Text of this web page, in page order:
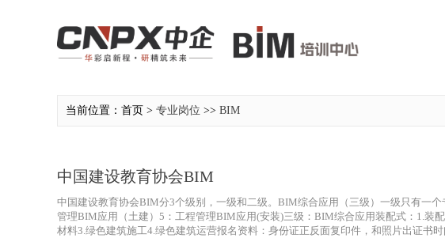
当前位置：首页 > 专业岗位 >> BIM
中国建设教育协会BIM
中国建设教育协会BIM分3个级别，一级和二级。BIM综合应用（三级）一级只有一
管理BIM应用（土建）5：工程管理BIM应用(安装)三级：BIM综合应用装配式：1.装
材料3.绿色建筑施工4.绿色建筑运营报名资料：身份证正反面复印件，和照片出证书